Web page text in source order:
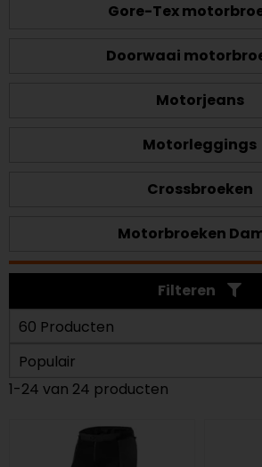
Gore-Tex
Doorwaai
Motorjeans
Motorleggings
Crossbroeken
Motorbroeken
Filteren
1-24 van 24 producten